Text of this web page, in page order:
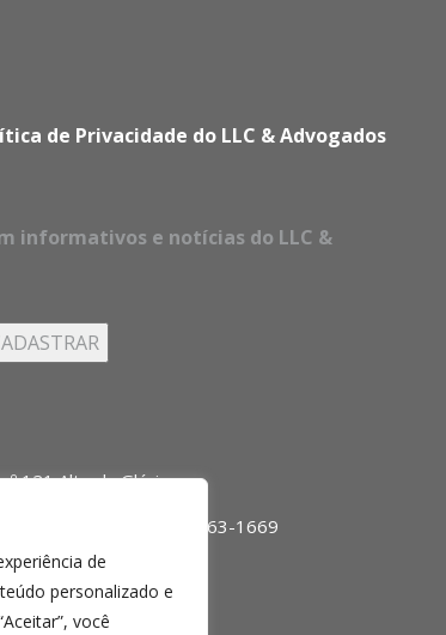
de
personalizado e
você
de Privacidade do LLC & Advogados
informativos e notícias do LLC &
121 Alto da Glória
3103-0345 - (11) 4063-1669